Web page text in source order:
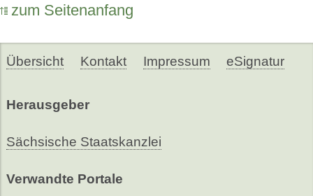
zum Seitenanfang
Übersicht Kontakt Impressum eSignatur
Herausgeber
Sächsische Staatskanzlei
Verwandte Portale